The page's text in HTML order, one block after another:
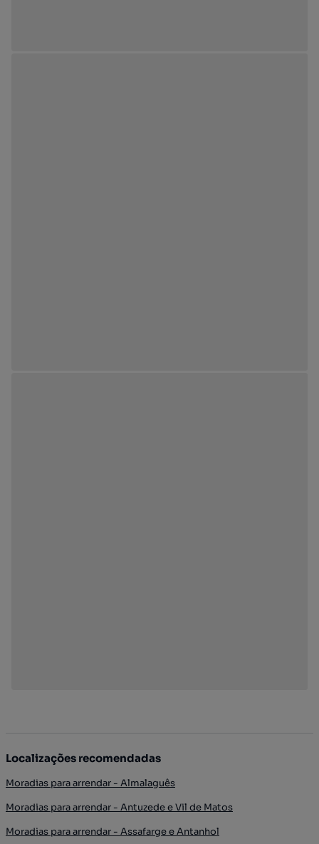
Localizações recomendadas
Moradias para arrendar - Almalaguês
Moradias para arrendar - Antuzede e Vil de Matos
Moradias para arrendar - Assafarge e Antanhol